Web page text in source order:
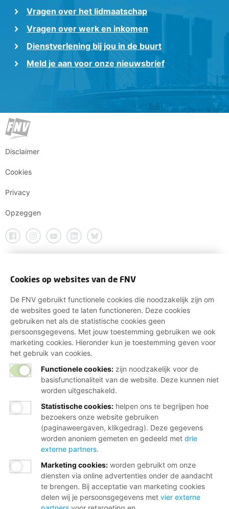
Vragen over het lidmaatschap
Vragen over werk en inkomen
Dienstverlening bij jou in de buurt
Meld je aan voor onze nieuwsbrief
Disclaimer
Cookies
Privacy
Opzeggen
Cookies op websites van de FNV
De FNV gebruikt functionele cookies die noodzakelijk zijn om
de websites goed te laten functioneren. Deze cookies
gebruiken net als de statistische cookies geen
persoonsgegevens. Met jouw toestemming gebruiken we ook
marketing cookies. Hieronder kun je toestemming geven voor
het gebruik van cookies.
Functionele cookies: zijn noodzakelijk voor de
basisfunctionaliteit van de website. Deze kunnen niet
worden uitgeschakeld.
Statistische cookies: helpen ons te begrijpen hoe
bezoekers onze website gebruiken
(paginaweergaven, klikgedrag). Deze gegevens
worden anoniem gemeten en gedeeld met drie
externe partners.
Marketing cookies: worden gebruikt om onze
diensten via online advertenties onder de aandacht
te brengen. Bij acceptatie van marketing cookies
delen wij je persoonsgegevens met vier externe